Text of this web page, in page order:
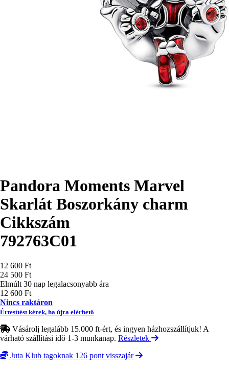
Pandora Moments Marvel
Skarlát Boszorkány charm
Cikkszám
792763C01
Ár
12 600 Ft
24 500 Ft
Elmúlt 30 nap legalacsonyabb ára
12 600 Ft
Nincs raktáron
Értesítést kérek, ha újra elérhető
Vásárolj legalább 15.000 ft-ért, és ingyen házhozszállítjuk! A
várható szállítási idő 1-3 munkanap. Részletek
Juta Klub tagoknak 126 pont visszajár